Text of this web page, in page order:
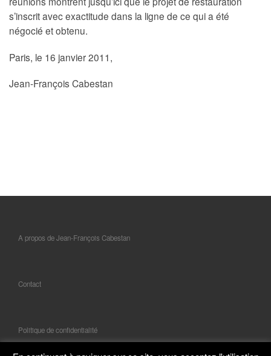
s’inscrit avec exactitude dans la ligne de ce qui a été
négocié et obtenu.
Paris, le 16 janvier 2011,
Jean-François Cabestan
A propos de Jean-François Cabestan
Contact
Politique de confidentialité